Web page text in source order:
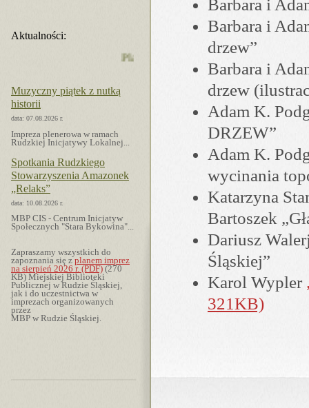
Aktualności:
Plan imprez MBP na sierpień 2026 r.
Muzyczny piątek z nutką
historii
data: 07.08.2026 r.
Impreza plenerowa w ramach
Rudzkiej Inicjatywy Lokalnej...
Spotkania Rudzkiego
Stowarzyszenia Amazonek
„Relaks”
data: 10.08.2026 r.
MBP CIS - Centrum Inicjatyw
Społecznych "Stara Bykowina"...
Zapraszamy wszystkich do
zapoznania się z planem imprez
na sierpień 2026 r. (PDF) (270
KB) Miejskiej Biblioteki
Publicznej w Rudzie Śląskiej,
jak i do u­cze­stni­ctwa w
imprezach or­ga­ni­zo­wa­nych
przez
MBP w Rudzie Śląskiej.
Barbara i
Barbara i
drzew”
Barbara i
drzew
Adam K.
DRZEW”
Adam K.
wycinania
Katarzyna
Bartoszek
Dariusz
Śląskiej”
Karol Wypler
321KB)